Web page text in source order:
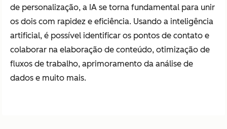
de personalização, a IA se torna fundamental para unir
os dois com rapidez e eficiência. Usando a inteligência
artificial, é possível identificar os pontos de contato e
colaborar na elaboração de conteúdo, otimização de
fluxos de trabalho, aprimoramento da análise de
dados e muito mais.